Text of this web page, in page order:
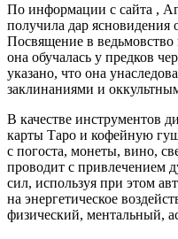
По информации с сайта ,
получила дар ясновидения
Посвящение в ведьмовство
она обучалась у предков
указано, что она
заклинаниями и
В качестве инструментов
карты Таро и кофейную
с погоста, монеты, вино,
проводит с привлечением
сил, используя при этом
на энергетическое
физический, ментальный,